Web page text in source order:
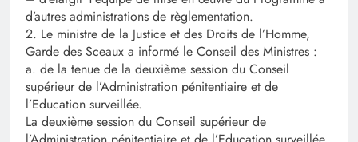
d’autres administrations de règlementation.
2. Le ministre de la Justice et des Droits de l’Homme,
Garde des Sceaux a informé le Conseil des Ministres :
a. de la tenue de la deuxième session du Conseil
supérieur de l’Administration pénitentiaire et de
l’Education surveillée.
La deuxième session du Conseil supérieur de